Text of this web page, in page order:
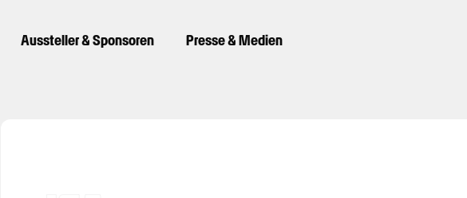
Aussteller & Sponsoren Presse & Medien